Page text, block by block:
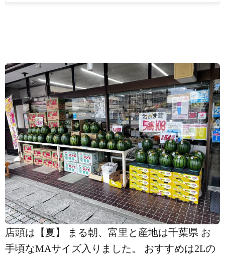
店頭は【夏】 まる朝、富里と産地は千葉県 お
手頃なMAサイズ入りました。 おすすめは2Lの